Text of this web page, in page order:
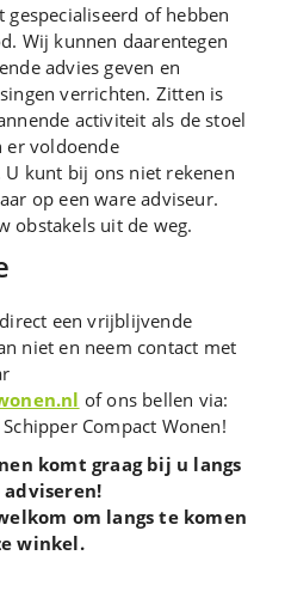
of hebben
Wij kunnen daarentegen
advies geven en
verrichten. Zitten is
activiteit als de stoel
er voldoende
kunt bij ons niet rekenen
op een ware adviseur.
obstakels uit de weg.
een vrijblijvende
niet en neem contact met
of ons bellen via:
Compact Wonen!
komt graag bij u langs
om langs te komen
winkel.